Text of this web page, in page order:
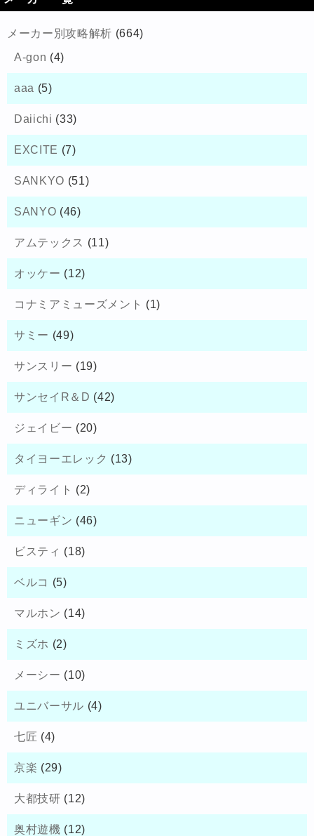
メーカー別攻略解析 (664)
A-gon (4)
aaa (5)
Daiichi (33)
EXCITE (7)
SANKYO (51)
SANYO (46)
アムテックス (11)
オッケー (12)
コナミアミューズメント (1)
サミー (49)
サンスリー (19)
サンセイR＆D (42)
ジェイビー (20)
タイヨーエレック (13)
ディライト (2)
ニューギン (46)
ビスティ (18)
ベルコ (5)
マルホン (14)
ミズホ (2)
メーシー (10)
ユニバーサル (4)
七匠 (4)
京楽 (29)
大都技研 (12)
奥村遊機 (12)